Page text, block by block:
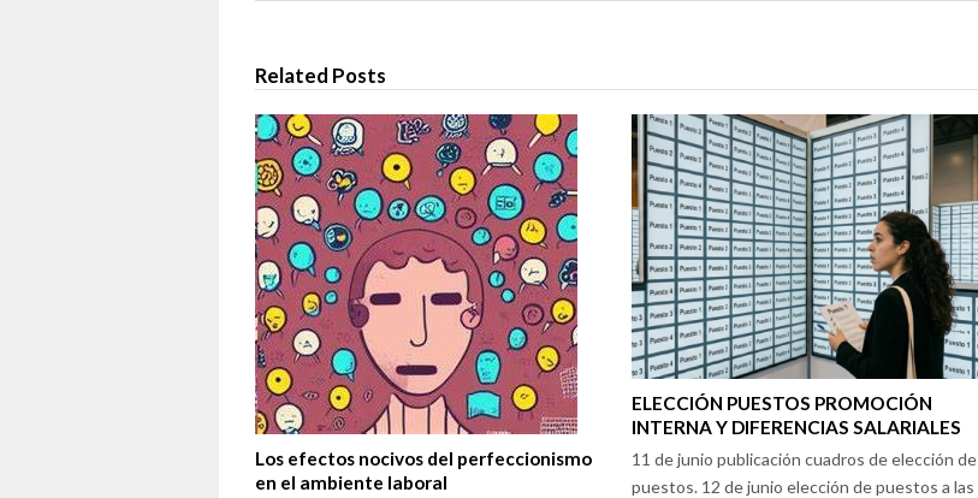
Related Posts
Los efectos nocivos del perfeccionismo
en el ambiente laboral
ELECCIÓN PUESTOS PROMOCIÓN
INTERNA Y DIFERENCIAS SALARIALES
11 de junio publicación cuadros de elección de
puestos. 12 de junio elección de puestos a las